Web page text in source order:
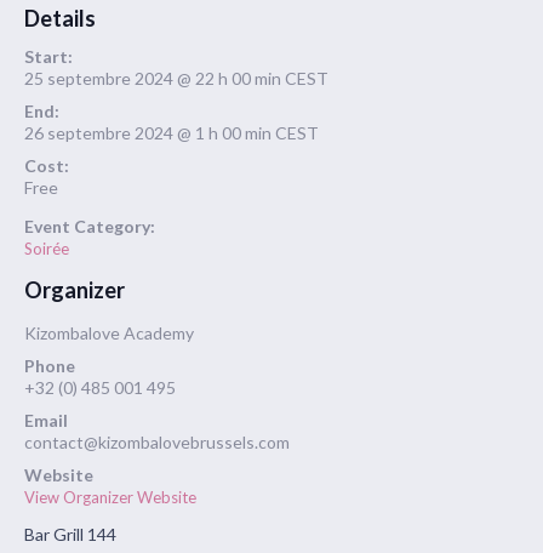
Details
Start:
25 septembre 2024 @ 22 h 00 min CEST
End:
26 septembre 2024 @ 1 h 00 min CEST
Cost:
Free
Event Category:
Soirée
Organizer
Kizombalove Academy
Phone
+32 (0) 485 001 495
Email
contact@kizombalovebrussels.com
Website
View Organizer Website
Bar Grill 144